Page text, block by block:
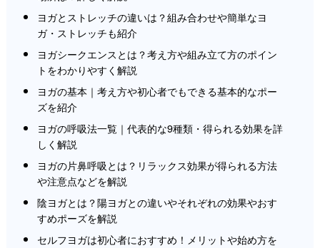
ヨガとストレッチの違いは？組み合わせや簡単なヨ
ガ・ストレッチも紹介
ヨガシークエンスとは？考え方や組み立て方のポイン
トをわかりやすく解説
ヨガの基本｜考え方や初心者でもできる基本的なポー
ズを紹介
ヨガの呼吸法一覧｜代表的な9種類・得られる効果を詳
しく解説
ヨガの片鼻呼吸とは？リラックス効果が得られる方法
や注意点などを解説
陰ヨガとは？陽ヨガとの違いやそれぞれの効果やおす
すめポーズを解説
セルフヨガは初心者におすすめ！メリットや始め方を